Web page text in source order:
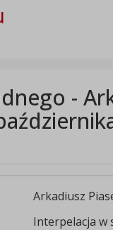
-
Arkadiusz
Interpelacja w